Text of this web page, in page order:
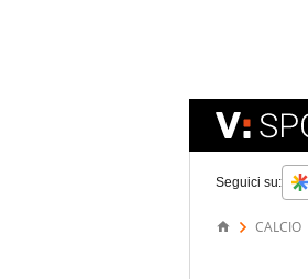
Seguici su:
CALCIO